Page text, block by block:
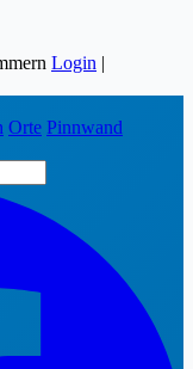
Login |
Orte Pinnwand